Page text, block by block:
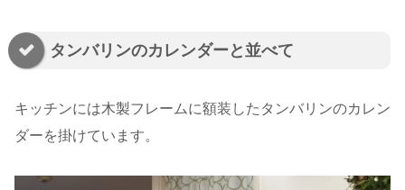
タンバリンのカレンダーと並べて
キッチンには木製フレームに額装したタンバリンのカレン
ダーを掛けています。